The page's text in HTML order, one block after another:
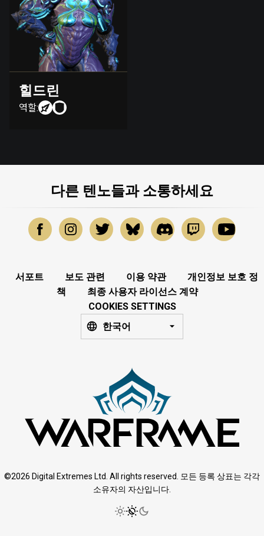
힐드린
역할:
다른 텐노들과 소통하세요
서포트 보도 관련 이용 약관
개인정보 보호 정
책
최종 사용자 라이선스 계약
COOKIES SETTINGS
한국어
©2026 Digital Extremes Ltd. All rights reserved. 모든 등록 상표는 각각
소유자의 자산입니다.